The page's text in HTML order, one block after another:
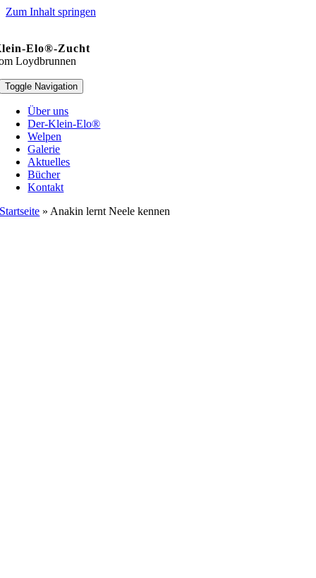
Zum Inhalt springen
Elo®-Zucht
Loydbrunnen
Toggle Navigation
Über uns
Der-Klein-Elo®
Welpen
Galerie
Aktuelles
Bücher
Kontakt
Startseite » Anakin lernt Neele kennen